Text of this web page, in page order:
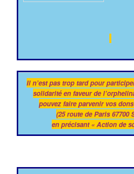
Il n’est pas trop tard pour
solidarité en faveur de
pouvez faire parvenir vos
(25 route de Paris 67700
en précisant « Action de